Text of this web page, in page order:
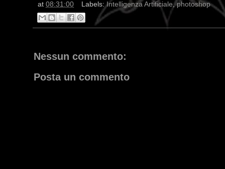
at 08:31:00 Labels:Intelligenza Artificiale,photoshop
Nessun commento:
Posta un commento